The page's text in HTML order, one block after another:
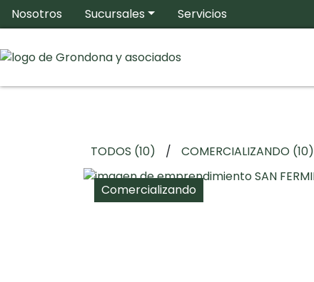
Nosotros Sucursales Servicios
+54 011 6878 9941
TODOS (10) / COMERCIALIZANDO (10)
Comercializando